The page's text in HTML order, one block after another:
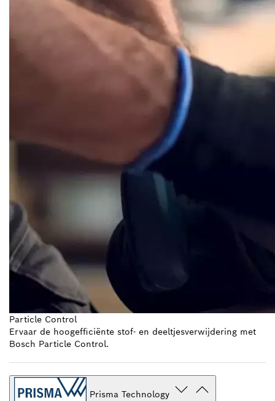
Particle Control
Ervaar de hoogefficiënte stof- en deeltjesverwijdering met
Bosch Particle Control.
Prisma Technology